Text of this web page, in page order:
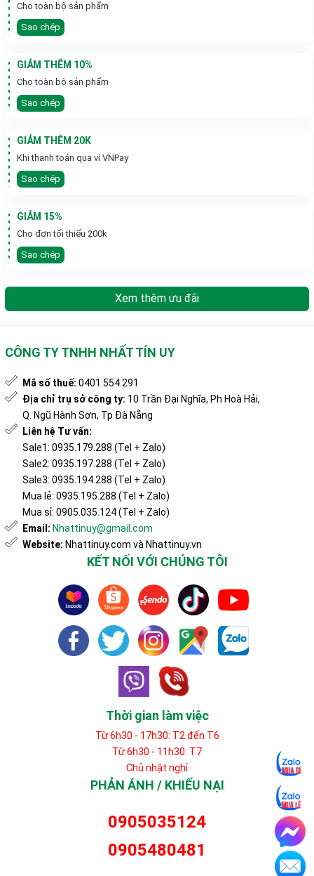
Cho toàn bộ sản phẩm
Sao chép
GIẢM THÊM 10%
Cho toàn bộ sản phẩm
Sao chép
GIẢM THÊM 20K
Khi thanh toán qua ví VNPay
Sao chép
GIẢM 15%
Cho đơn tối thiểu 200k
Sao chép
Xem thêm ưu đãi
CÔNG TY TNHH NHẤT TÍN UY
Mã số thuế: 0401.554.291
Địa chỉ trụ sở công ty: 10 Trần Đại Nghĩa, Ph Hoà Hải,
Q. Ngũ Hành Sơn, Tp Đà Nẵng
Liên hệ Tư vấn:
Sale1: 0935.179.288 (Tel + Zalo)
Sale2: 0935.197.288 (Tel + Zalo)
Sale3: 0935.194.288 (Tel + Zalo)
Mua lẻ: 0935.195.288 (Tel + Zalo)
Mua sỉ: 0905.035.124 (Tel + Zalo)
Email: Nhattinuy@gmail.com
Website: Nhattinuy.com và Nhattinuy.vn
KẾT NỐI VỚI CHÚNG TÔI
Thời gian làm việc
Từ 6h30 - 17h30: T2 đến T6
Từ 6h30 - 11h30: T7
Chủ nhật nghỉ
PHẢN ÁNH / KHIẾU NẠI
0905035124
0905480481